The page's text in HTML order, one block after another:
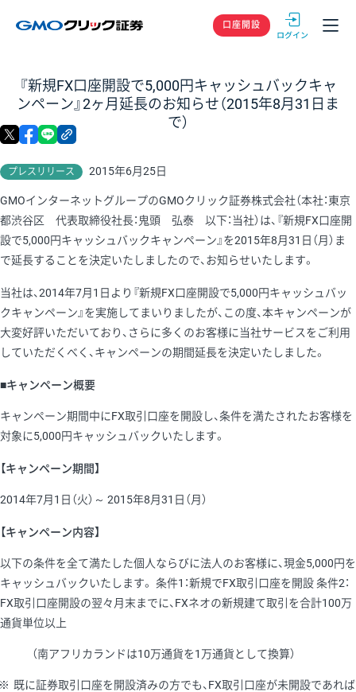
GMOクリック
口座開設
『新規FX口座開設で5,000円キャッシュバックキャ
ンペーン』2ヶ月延長のお知らせ（2015年8月31日ま
で）
プレスリリース 2015年6月25日
X facebook
GMOインターネットグループのGMOクリック証券株式会社（本社：東京
都渋谷区 代表取締役社長：鬼頭 弘泰 以下：当社）は、『新規FX口座開
設で5,000円キャッシュバックキャンペーン』を2015年8月31日（月）ま
で延長することを決定いたしましたので、お知らせいたします。
当社は、2014年7月1日より『新規FX口座開設で5,000円キャッシュバッ
クキャンペーン』を実施してまいりましたが、この度、本キャンペーンが
大変好評いただいており、さらに多くのお客様に当社サービスをご利用
していただくべく、キャンペーンの期間延長を決定いたしました。
■キャンペーン概要
キャンペーン期間中にFX取引口座を開設し、条件を満たされたお客様を
対象に5,000円キャッシュバックいたします。
【キャンペーン期間】
2014年7月1日（火）～ 2015年8月31日（月）
【キャンペーン内容】
以下の条件を全て満たした個人ならびに法人のお客様に、現金5,000円を
キャッシュバックいたします。 条件1：新規でFX取引口座を開設 条件2：
FX取引口座開設の翌々月末までに、FXネオの新規建て取引を合計100万
通貨単位以上
（南アフリカランドは10万通貨を1万通貨として換算）
既に証券取引口座を開設済みの方でも、FX取引口座が未開設であれば